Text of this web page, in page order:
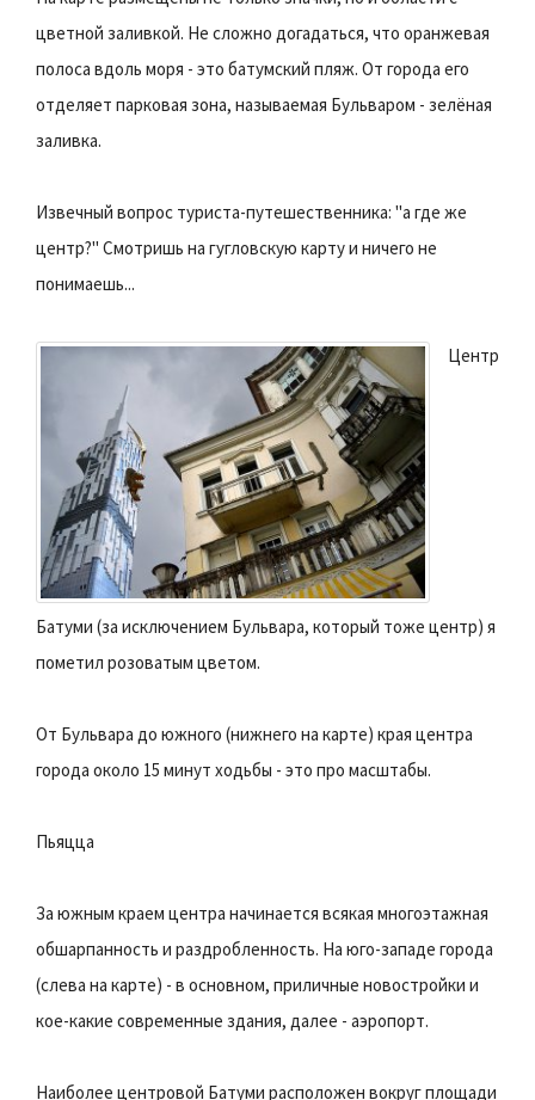
цветной заливкой. Не сложно догадаться, что оранжевая
полоса вдоль моря - это батумский пляж. От города его
отделяет парковая зона, называемая Бульваром - зелёная
заливка.
Извечный вопрос туриста-путешественника: "а где же
центр?" Смотришь на гугловскую карту и ничего не
понимаешь...
Центр
Батуми (за исключением Бульвара, который тоже центр) я
пометил розоватым цветом.
От Бульвара до южного (нижнего на карте) края центра
города около 15 минут ходьбы - это про масштабы.
Пьяцца
За южным краем центра начинается всякая многоэтажная
обшарпанность и раздробленность. На юго-западе города
(слева на карте) - в основном, приличные новостройки и
кое-какие современные здания, далее - аэропорт.
Наиболее центровой Батуми расположен вокруг площади